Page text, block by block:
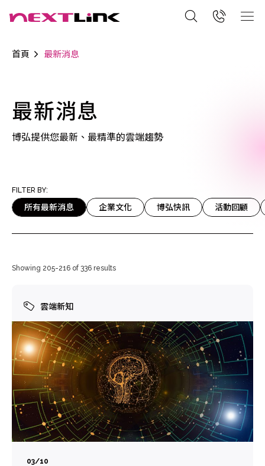
首頁 最新消息
最新消息
博弘提供您最新、最精準的雲端趨勢
FILTER BY:
所有最新消息 企業文化 博弘快訊 活動回顧
Showing 205-216 of 336 results
雲端新知
03/10